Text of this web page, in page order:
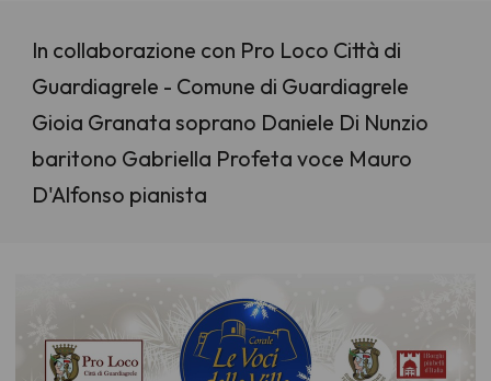
In collaborazione con Pro Loco Città di
Guardiagrele - Comune di Guardiagrele
Gioia Granata soprano Daniele Di Nunzio
baritono Gabriella Profeta voce Mauro
D'Alfonso pianista